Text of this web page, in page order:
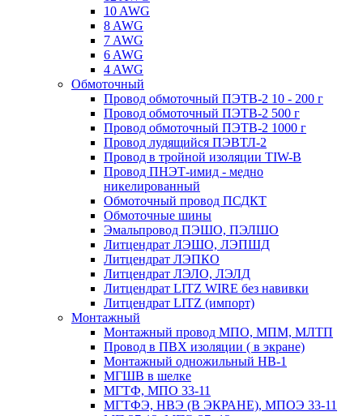
10 AWG
8 AWG
7 AWG
6 AWG
4 AWG
Обмоточный
Провод обмоточный ПЭТВ-2 10 - 200 г
Провод обмоточный ПЭТВ-2 500 г
Провод обмоточный ПЭТВ-2 1000 г
Провод лудящийся ПЭВТЛ-2
Провод в тройной изоляции TIW-B
Провод ПНЭТ-имид - медно
никелированный
Обмоточный провод ПСДКТ
Обмоточные шины
Эмальпровод ПЭШО, ПЭЛШО
Литцендрат ЛЭШО, ЛЭПШД
Литцендрат ЛЭПКО
Литцендрат ЛЭЛО, ЛЭЛД
Литцендрат LITZ WIRE без навивки
Литцендрат LITZ (импорт)
Монтажный
Монтажный провод МПО, МПМ, МЛТП
Провод в ПВХ изоляции ( в экране)
Монтажный одножильный HB-1
МГШВ в шелке
МГТФ, МПО 33-11
МГТФЭ, НВЭ (В ЭКРАНЕ), МПОЭ 33-11